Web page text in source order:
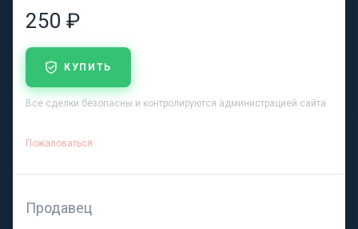
250 ₽
КУПИТЬ
Все сделки безопасны и контролируются администрацией сайта
Пожаловаться
Продавец